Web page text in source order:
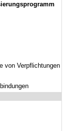
von Verpflichtungen